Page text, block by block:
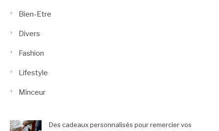
Bien-Etre
Divers
Fashion
Lifestyle
Minceur
Des cadeaux personnalisés pour remercier vos